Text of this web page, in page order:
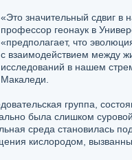
«Это значительный сдвиг
профессор геонаук в
«предполагает, что
с взаимодействием между
исследований в нашем
Макаледи.
группа,
была слишком
среда становилась
кислородом,